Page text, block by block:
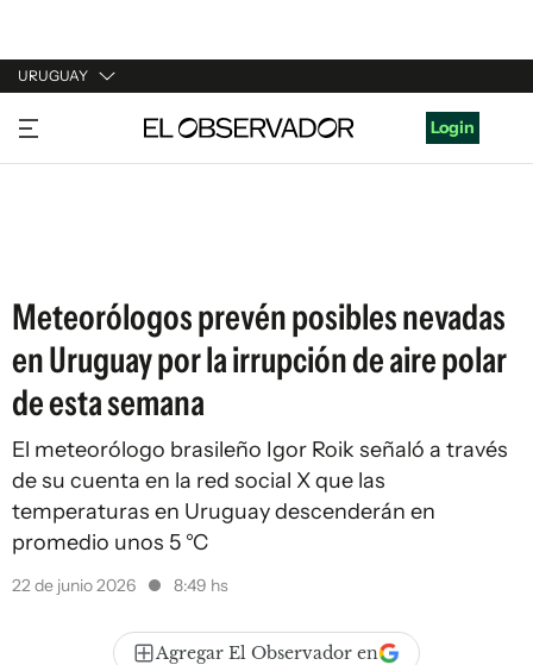
URUGUAY
URUGUAY
ARGENTINA
Login
Meteorólogos prevén posibles nevadas
en Uruguay por la irrupción de aire polar
de esta semana
El meteorólogo brasileño Igor Roik señaló a través
de su cuenta en la red social X que las
temperaturas en Uruguay descenderán en
promedio unos 5 °C
22 de junio 2026 8:49 hs
Agregar El Observador en